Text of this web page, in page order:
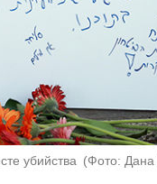
убийства (Фото: Дана